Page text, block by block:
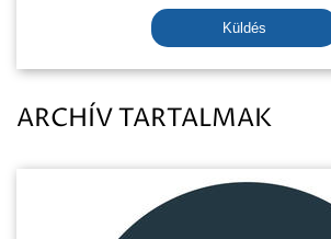
Küldés
ARCHÍV TARTALMAK